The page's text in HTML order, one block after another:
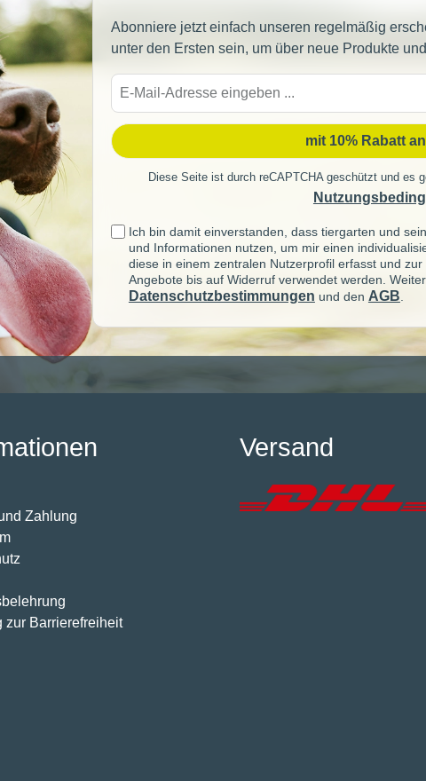
Abonniere jetzt einfach unseren regelmäßig
unter den Ersten sein, um über neue Produkte
mit 10% Rabatt
Diese Seite ist durch reCAPTCHA geschützt und es
Ich bin damit einverstanden, dass tiergarten und
und Informationen nutzen, um mir einen
diese in einem zentralen Nutzerprofil erfasst und
Angebote bis auf Widerruf verwendet werden.
Datenschutzbestimmungen und den AGB
Zahlung
zur Barrierefreiheit
Versand